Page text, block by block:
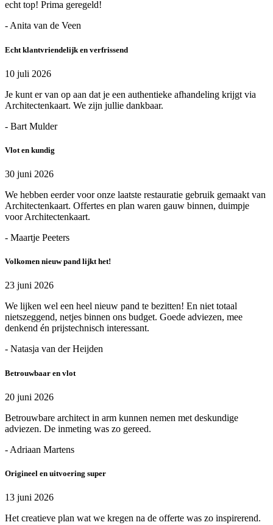
echt top! Prima geregeld!
- Anita van de Veen
Echt klantvriendelijk en verfrissend
10 juli 2026
Je kunt er van op aan dat je een authentieke afhandeling krijgt via
Architectenkaart. We zijn jullie dankbaar.
- Bart Mulder
Vlot en kundig
30 juni 2026
We hebben eerder voor onze laatste restauratie gebruik gemaakt van
Architectenkaart. Offertes en plan waren gauw binnen, duimpje
voor Architectenkaart.
- Maartje Peeters
Volkomen nieuw pand lijkt het!
23 juni 2026
We lijken wel een heel nieuw pand te bezitten! En niet totaal
nietszeggend, netjes binnen ons budget. Goede adviezen, mee
denkend én prijstechnisch interessant.
- Natasja van der Heijden
Betrouwbaar en vlot
20 juni 2026
Betrouwbare architect in arm kunnen nemen met deskundige
adviezen. De inmeting was zo gereed.
- Adriaan Martens
Origineel en uitvoering super
13 juni 2026
Het creatieve plan wat we kregen na de offerte was zo inspirerend.